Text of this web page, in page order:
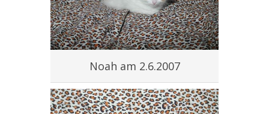
Noah am 2.6.2007